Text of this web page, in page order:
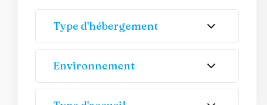
Type d'hébergement
Environnement